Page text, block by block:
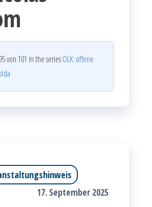
von 101 in the seriesOLK: offene
17. September 2025